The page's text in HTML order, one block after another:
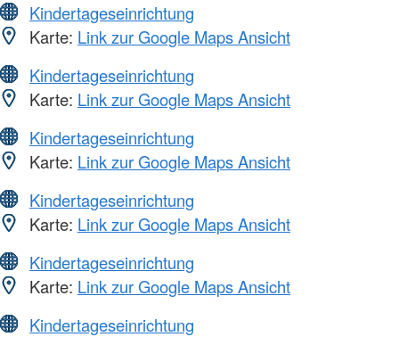
Kindertageseinrichtung
Karte: Link zur Google Maps Ansicht
Kindertageseinrichtung
Karte: Link zur Google Maps Ansicht
Kindertageseinrichtung
Karte: Link zur Google Maps Ansicht
Kindertageseinrichtung
Karte: Link zur Google Maps Ansicht
Kindertageseinrichtung
Karte: Link zur Google Maps Ansicht
Kindertageseinrichtung